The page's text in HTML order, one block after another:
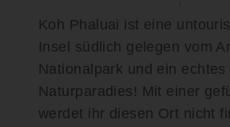
Koh Phaluai ist eine
Insel südlich gelegen vom
Nationalpark und ein echtes
Naturparadies! Mit einer
werdet ihr diesen Ort nicht